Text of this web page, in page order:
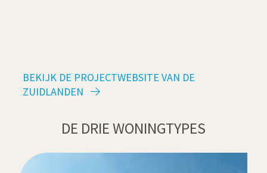
BEKIJK DE PROJECTWEBSITE VAN DE
ZUIDLANDEN
DE DRIE WONINGTYPES